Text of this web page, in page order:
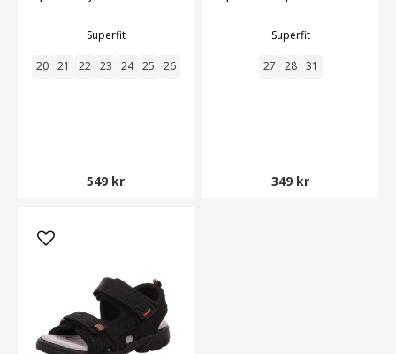
Superfit
20 21 22 23 24 25 26
549 kr
Superfit
27 28 31
349 kr